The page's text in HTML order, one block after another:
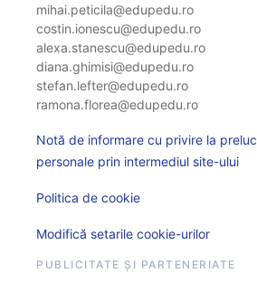
mihai.peticila@edupedu.ro
costin.ionescu@edupedu.ro
alexa.stanescu@edupedu.ro
diana.ghimisi@edupedu.ro
stefan.lefter@edupedu.ro
ramona.florea@edupedu.ro
Notă de informare cu privire la
personale prin intermediul site-ului
Politica de cookie
Modifică setarile cookie-urilor
PUBLICITATE ȘI PARTENERIATE